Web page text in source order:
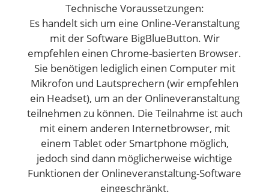
Technische Voraussetzungen:
Es handelt sich um eine Online-Veranstaltung
mit der Software BigBlueButton. Wir
empfehlen einen Chrome-basierten Browser.
Sie benötigen lediglich einen Computer mit
Mikrofon und Lautsprechern (wir empfehlen
ein Headset), um an der Onlineveranstaltung
teilnehmen zu können. Die Teilnahme ist auch
mit einem anderen Internetbrowser, mit
einem Tablet oder Smartphone möglich,
jedoch sind dann möglicherweise wichtige
Funktionen der Onlineveranstaltung-Software
eingeschränkt.